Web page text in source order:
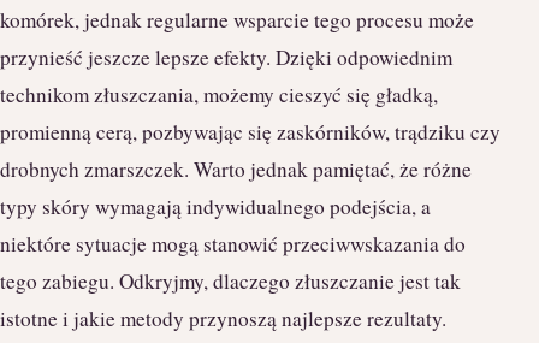
komórek, jednak regularne wsparcie tego procesu może
przynieść jeszcze lepsze efekty. Dzięki odpowiednim
technikom złuszczania, możemy cieszyć się gładką,
promienną cerą, pozbywając się zaskórników, trądziku czy
drobnych zmarszczek. Warto jednak pamiętać, że różne
typy skóry wymagają indywidualnego podejścia, a
niektóre sytuacje mogą stanowić przeciwwskazania do
tego zabiegu. Odkryjmy, dlaczego złuszczanie jest tak
istotne i jakie metody przynoszą najlepsze rezultaty.